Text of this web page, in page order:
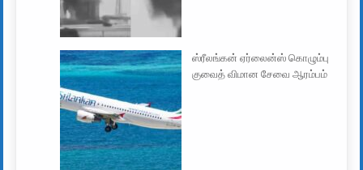
ஸ்ரீலங்கன் ஏர்லைன்ஸ் கொழும்பு
குவைத் விமான சேவை ஆரம்பம்